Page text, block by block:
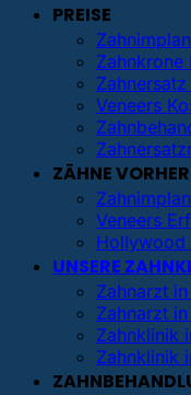
PREISE
Zahnkrone
Veneers
ZÄHNE
Veneers
Hollywood
UNSERE
Zahnarzt
Zahnarzt
Zahnklinik
Zahnklinik